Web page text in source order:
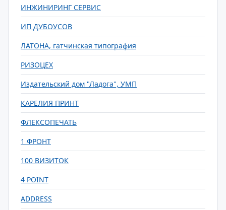
ИНЖИНИРИНГ СЕРВИС
ИП ДУБОУСОВ
ЛАТОНА, гатчинская типография
РИЗОЦЕХ
Издательский дом "Ладога", УМП
КАРЕЛИЯ ПРИНТ
ФЛЕКСОПЕЧАТЬ
1 ФРОНТ
100 ВИЗИТОК
4 POINT
ADDRESS